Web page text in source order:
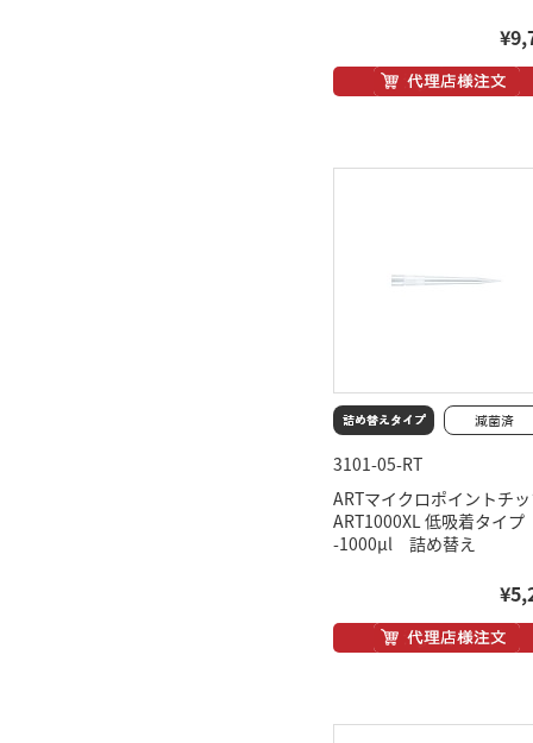
3101-05-RT
ARTマイクロポイントチ
ART1000XL 低吸着タイプ
-1000μl 詰め替え